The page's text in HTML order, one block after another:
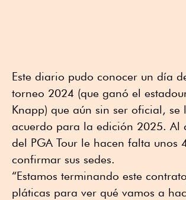
Este diario pudo conocer un día
torneo 2024 (que ganó el
Knapp) que aún sin ser oficial, se
acuerdo para la edición 2025. Al
del PGA Tour le hacen falta unos
confirmar sus sedes.
“Estamos terminando este
pláticas para ver qué vamos a